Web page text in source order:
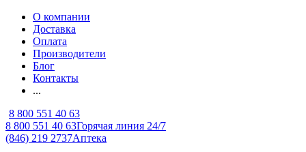
О компании
Доставка
Оплата
Производители
Блог
Контакты
...
8 800 551 40 63
8 800 551 40 63Горячая линия 24/7
(846) 219 2737Аптека